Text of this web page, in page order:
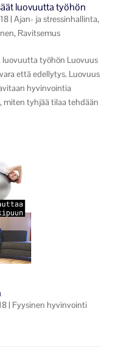
luovuutta työhön
| Ajan- ja stressinhallinta,
, Ravitsemus
luovuutta työhön Luovuus
että edellytys. Luovuus
hyvinvointia
miten tyhjää tilaa tehdään
| Fyysinen hyvinvointi